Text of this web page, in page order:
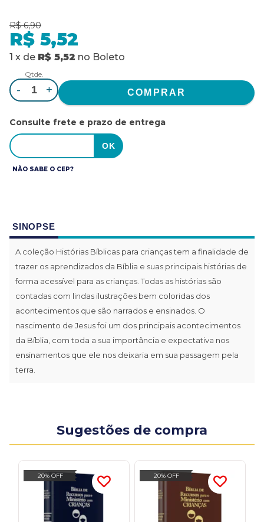
R$ 6,90
R$ 5,52
1 x de R$ 5,52 no Boleto
Qtde.
- +
Consulte frete e prazo de entrega
NÃO SABE O CEP?
SINOPSE
A coleção Histórias Bíblicas para crianças tem a finalidade de
trazer os aprendizados da Bíblia e suas principais histórias de
forma acessível para as crianças. Todas as histórias são
contadas com lindas ilustrações bem coloridas dos
acontecimentos que são narrados e ensinados. O
nascimento de Jesus foi um dos principais acontecimentos
da Bíblia, com toda a sua importância e expectativa nos
ensinamentos que ele nos deixaria em sua passagem pela
terra.
Sugestões de compra
20% OFF 20% OFF